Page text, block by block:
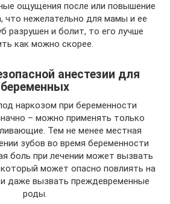
ощущения после или повышение
что нежелательно для мамы и ее
разрушен и болит, то его лучше
как можно скорее.
анестезии для
беременных
наркозом при беременности
– можно применять только
Тем не менее местная
зубов во время беременности
боль при лечении может вызвать
может опасно повлиять на
даже вызвать преждевременные
роды.